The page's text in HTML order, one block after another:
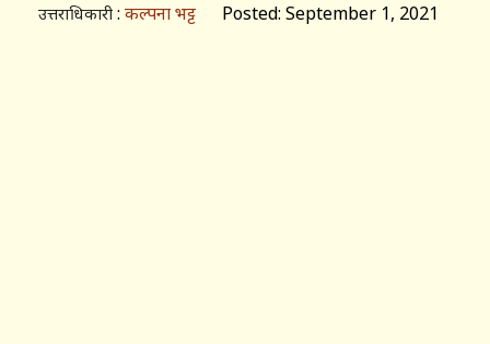
उत्तराधिकारी : कल्पना भट्ट Posted: September 1, 2021